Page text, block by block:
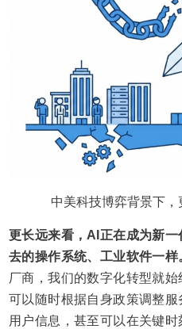
中美科技博弈背景下
更长远来看，AI正在成为新
去的操作系统、工业软件一样
厂商，我们的数字化转型就
可以随时根据自身政策调整
用户信息，甚至可以在关键时